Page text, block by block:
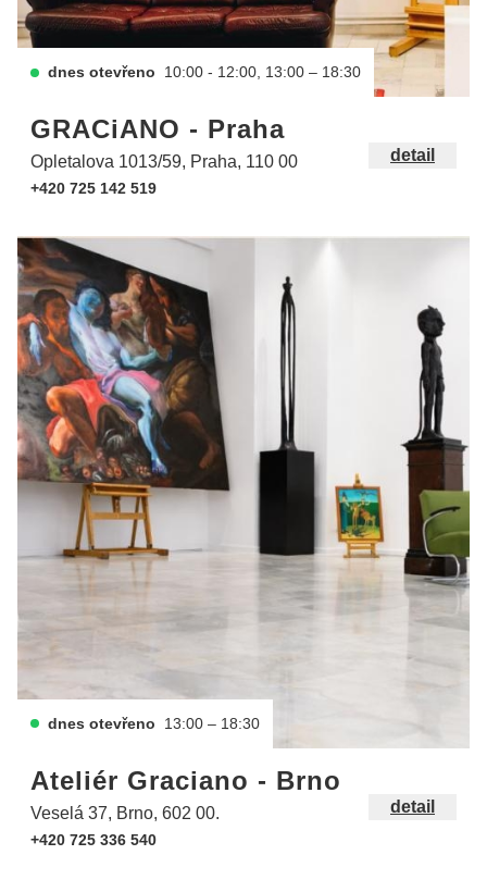
dnes otevřeno 10:00 - 12:00, 13:00 – 18:30
GRACiANO - Praha
Opletalova 1013/59, Praha, 110 00
+420 725 142 519
detail
dnes otevřeno 13:00 – 18:30
Ateliér Graciano - Brno
Veselá 37, Brno, 602 00.
+420 725 336 540
detail